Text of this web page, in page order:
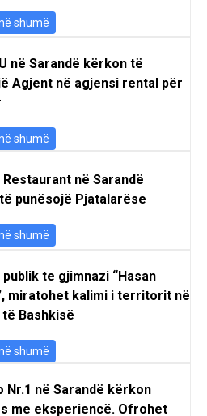
shumë
në Sarandë kërkon të
Agjent në agjensi rental për
shumë
në Sarandë
punësojë Pjatalarëse
shumë
te gjimnazi “Hasan
miratohet kalimi i territorit në
Bashkisë
shumë
Nr.1 në Sarandë kërkon
me eksperiencë. Ofrohet